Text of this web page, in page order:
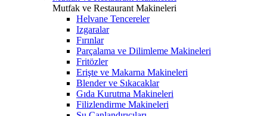
Mutfak ve Restaurant Makineleri
Helvane Tencereler
Izgaralar
Fırınlar
Parçalama ve Dilimleme Makineleri
Fritözler
Erişte ve Makarna Makineleri
Blender ve Sıkacaklar
Gıda Kurutma Makineleri
Filizlendirme Makineleri